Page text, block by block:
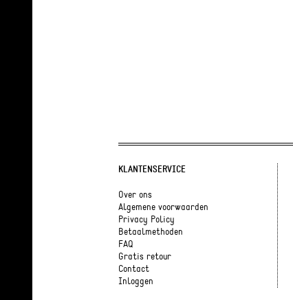
KLANTENSERVICE
Over ons
Algemene voorwaarden
Privacy Policy
Betaalmethoden
FAQ
Gratis retour
Contact
Inloggen